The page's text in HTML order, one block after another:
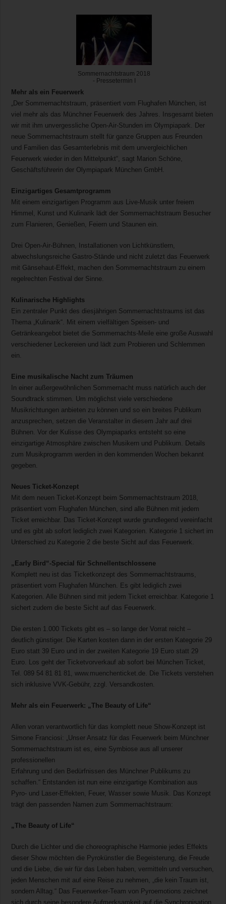
Sommernachtstraum 2018
- Pressetermin I
Mehr als ein Feuerwerk
„Der Sommernachtstraum, präsentiert vom Flughafen München, ist
viel mehr als das Münchner Feuerwerk des Jahres. Insgesamt bieten
wir mit ihm unvergessliche Open-Air-Stunden im Olympiapark. Der
neue Sommernachtstraum stellt für ganze Gruppen aus Freunden
und Familien das Gesamterlebnis mit dem unvergleichlichen
Feuerwerk wieder in den Mittelpunkt“, sagt Marion Schöne,
Geschäftsführerin der Olympiapark München GmbH.
Einzigartiges Gesamtprogramm
Mit einem einzigartigen Programm aus Live-Musik unter freiem
Himmel, Kunst und Kulinarik lädt der Sommernachtstraum Besucher
zum Flanieren, Genießen, Feiern und Staunen ein.
Drei Open-Air-Bühnen, Installationen von Lichtkünstlern,
abwechslungsreiche Gastro-Stände und nicht zuletzt das Feuerwerk
mit Gänsehaut-Effekt, machen den Sommernachtstraum zu einem
regelrechten Festival der Sinne.
Kulinarische Highlights
Ein zentraler Punkt des diesjährigen Sommernachtstraums ist das
Thema „Kulinarik“. Mit einem vielfältigen Speisen- und
Getränkeangebot bietet die Sommernachts-Meile eine große Auswahl
verschiedener Leckereien und lädt zum Probieren und Schlemmen
ein.
Eine musikalische Nacht zum Träumen
In einer außergewöhnlichen Sommernacht muss natürlich auch der
Soundtrack stimmen. Um möglichst viele verschiedene
Musikrichtungen anbieten zu können und so ein breites Publikum
anzusprechen, setzen die Veranstalter in diesem Jahr auf drei
Bühnen. Vor der Kulisse des Olympiaparks entsteht so eine
einzigartige Atmosphäre zwischen Musikern und Publikum. Details
zum Musikprogramm werden in den kommenden Wochen bekannt
gegeben.
Neues Ticket-Konzept
Mit dem neuen Ticket-Konzept beim Sommernachtstraum 2018,
präsentiert vom Flughafen München, sind alle Bühnen mit jedem
Ticket erreichbar. Das Ticket-Konzept wurde grundlegend vereinfacht
und es gibt ab sofort lediglich zwei Kategorien. Kategorie 1 sichert im
Unterschied zu Kategorie 2 die beste Sicht auf das Feuerwerk.
„Early Bird“-Special für Schnellentschlossene
Komplett neu ist das Ticketkonzept des Sommernachtstraums,
präsentiert vom Flughafen München. Es gibt lediglich zwei
Kategorien. Alle Bühnen sind mit jedem Ticket erreichbar. Kategorie 1
sichert zudem die beste Sicht auf das Feuerwerk.
Die ersten 1.000 Tickets gibt es – so lange der Vorrat reicht –
deutlich günstiger. Die Karten kosten dann in der ersten Kategorie 29
Euro statt 39 Euro und in der zweiten Kategorie 19 Euro statt 29
Euro. Los geht der Ticketvorverkauf ab sofort bei München Ticket,
Tel. 089 54 81 81 81, www.muenchenticket.de. Die Tickets verstehen
sich inklusive VVK-Gebühr, zzgl. Versandkosten.
Mehr als ein Feuerwerk: „The Beauty of Life“
Allen voran verantwortlich für das komplett neue Show-Konzept ist
Simone Franciosi: „Unser Ansatz für das Feuerwerk beim Münchner
Sommernachtstraum ist es, eine Symbiose aus all unserer
professionellen
Erfahrung und den Bedürfnissen des Münchner Publikums zu
schaffen.“ Entstanden ist nun eine einzigartige Kombination aus
Pyro- und Laser-Effekten, Feuer, Wasser sowie Musik. Das Konzept
trägt den passenden Namen zum Sommernachtstraum:
„The Beauty of Life“
Durch die Lichter und die choreographische Harmonie jedes Effekts
dieser Show möchten die Pyrokünstler die Begeisterung, die Freude
und die Liebe, die wir für das Leben haben, vermitteln und versuchen,
jeden Menschen mit auf eine Reise zu nehmen, „die kein Traum ist,
sondern Alltag.“ Das Feuerwerker-Team von Pyroemotions zeichnet
sich durch seine besondere Aufmerksamkeit auf die Synchronisation